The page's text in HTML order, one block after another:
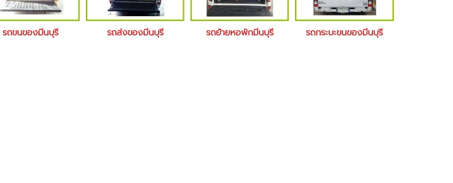
รถขนของมีนบุรี รถส่งของมีนบุรี รถย้ายหอพักมีนบุรี รถกระบะขนของมีนบุรี